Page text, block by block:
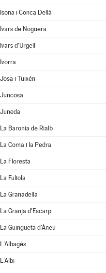
Isona i Conca Dellà
Ivars de Noguera
Ivars d'Urgell
Ivorra
Josa i Tuixén
Juncosa
Juneda
La Baronia de Rialb
La Coma i la Pedra
La Floresta
La Fuliola
La Granadella
La Granja d'Escarp
La Guingueta d'Àneu
L'Albagés
L'Albi